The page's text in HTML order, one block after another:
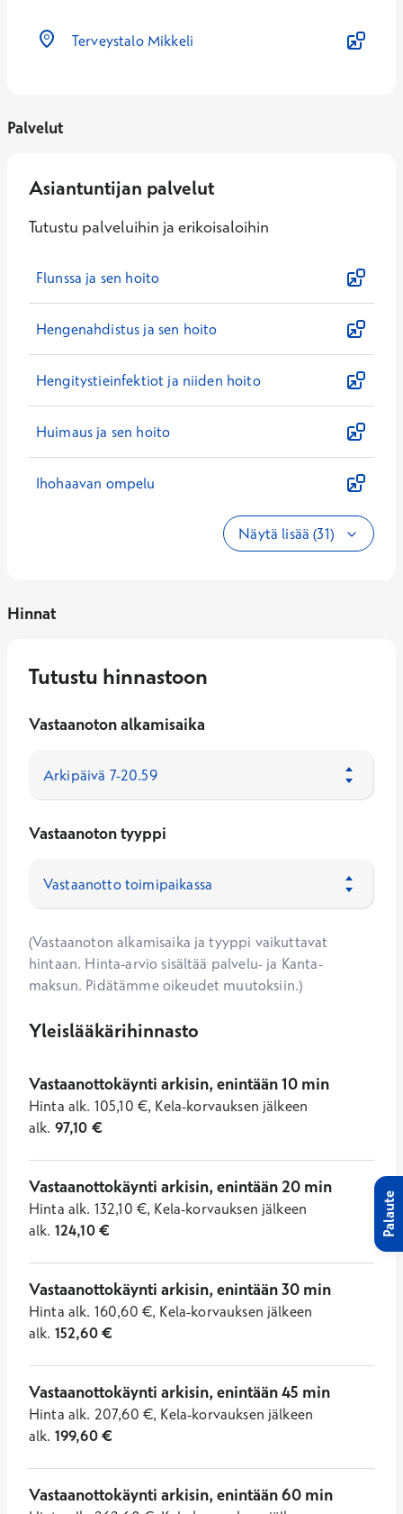
Terveystalo Mikkeli
Palvelut
Asiantuntijan palvelut
Tutustu palveluihin ja erikoisaloihin
Flunssa ja sen hoito
Hengenahdistus ja sen hoito
Hengitystieinfektiot ja niiden hoito
Huimaus ja sen hoito
Ihohaavan ompelu
Näytä lisää (31)
Hinnat
Tutustu hinnastoon
Vastaanoton alkamisaika
Vastaanoton tyyppi
(Vastaanoton alkamisaika ja tyyppi vaikuttavat
hintaan. Hinta-arvio sisältää palvelu- ja Kanta-
maksun. Pidätämme oikeudet muutoksiin.)
Yleislääkärihinnasto
Vastaanottokäynti arkisin, enintään 10 min
Hinta alk. 105,10 €, Kela-korvauksen jälkeen
alk. 97,10 €
Vastaanottokäynti arkisin, enintään 20 min
Hinta alk. 132,10 €, Kela-korvauksen jälkeen
alk. 124,10€
Vastaanottokäynti arkisin, enintään 30 min
Hinta alk. 160,60 €, Kela-korvauksen jälkeen
alk. 152,60€
Vastaanottokäynti arkisin, enintään 45 min
Hinta alk. 207,60 €, Kela-korvauksen jälkeen
alk. 199,60€
Vastaanottokäynti arkisin, enintään 60 min
Palaute